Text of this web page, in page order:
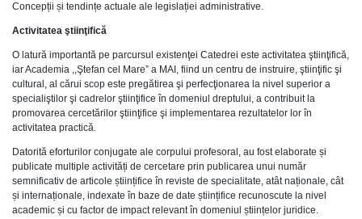
Concepții și tendințe actuale ale legislației administrative.
Activitatea ştiinţifică
O latură importantă pe parcursul existenţei Catedrei este activitatea ştiinţifică,
iar Academia ,,Ştefan cel Mare” a MAI, fiind un centru de instruire, ştiinţific şi
cultural, al cărui scop este pregătirea şi perfecţionarea la nivel superior a
specialiştilor şi cadrelor ştiinţifice în domeniul dreptului, a contribuit la
promovarea cercetărilor ştiinţifice şi implementarea rezultatelor lor în
activitatea practică.
Datorită eforturilor conjugate ale corpului profesoral, au fost elaborate și
publicate multiple activități de cercetare prin publicarea unui număr
semnificativ de articole științifice în reviste de specialitate, atât naționale, cât
și internaționale, indexate în baze de date științifice recunoscute la nivel
academic și cu factor de impact relevant în domeniul științelor juridice.